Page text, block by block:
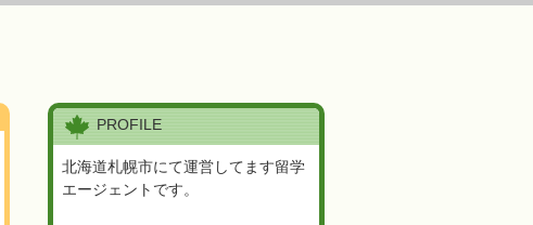
PROFILE
北海道札幌市にて運営してます留学
エージェントです。